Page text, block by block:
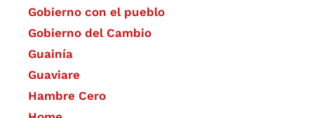
Gobierno con el pueblo
Gobierno del Cambio
Guainía
Guaviare
Hambre Cero